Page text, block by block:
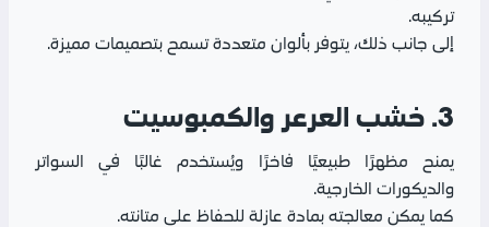
تركيبه.
إلى جانب ذلك، يتوفر بألوان متعددة تسمح بتصميمات مميزة.
3. خشب العرعر والكمبوسيت
يمنح مظهرًا طبيعيًا فاخرًا ويُستخدم غالبًا في السواتر
والديكورات الخارجية.
كما يمكن معالجته بمادة عازلة للحفاظ على متانته.